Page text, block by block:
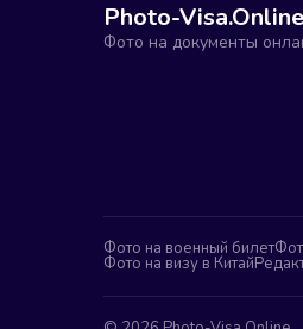
Photo-Visa.Online
Фото на документы
Фото на военный билет
Фото на визу в Китай